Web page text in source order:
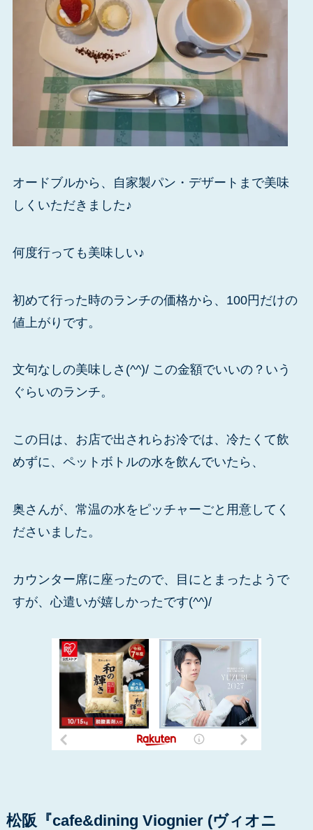
オードブルから、自家製パン・デザートまで美味
しくいただきました♪
何度行っても美味しい♪
初めて行った時のランチの価格から、100円だけの
値上がりです。
文句なしの美味しさ(^^)/ この金額でいいの？いう
ぐらいのランチ。
この日は、お店で出されらお冷では、冷たくて飲
めずに、ペットボトルの水を飲んでいたら、
奥さんが、常温の水をピッチャーごと用意してく
ださいました。
カウンター席に座ったので、目にとまったようで
すが、心遣いが嬉しかったです(^^)/
松阪『cafe&dining Viognier (ヴィオニ